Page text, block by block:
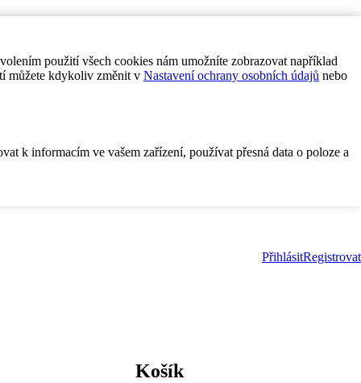
použití všech cookies nám umožníte zobrazovat například
můžete kdykoliv změnit v Nastavení ochrany osobních údajů nebo
k informacím ve vašem zařízení, používat přesná data o poloze a
PřihlásitRegistrovat
Košík